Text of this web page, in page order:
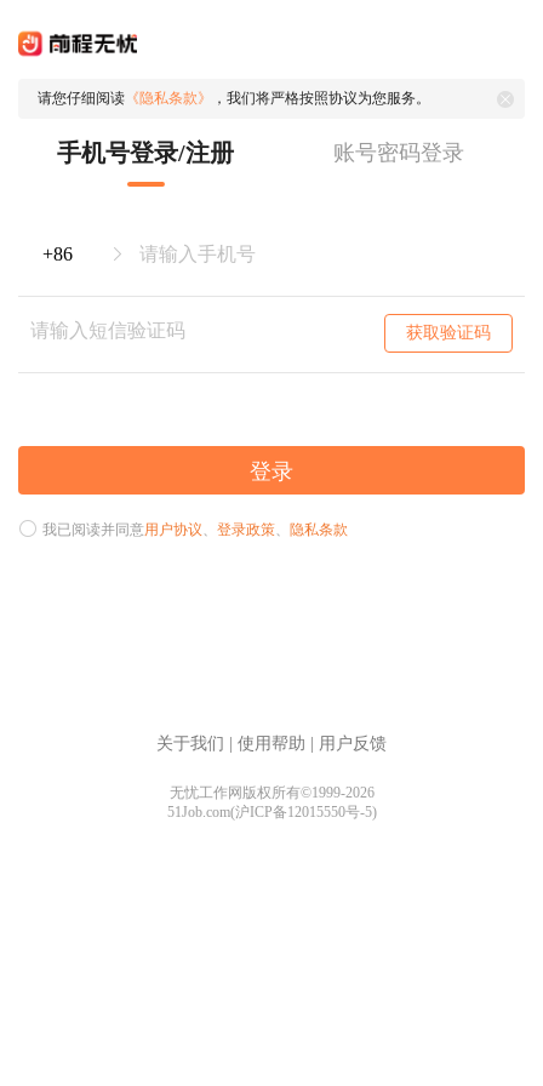
请您仔细阅读 《隐私条款》 ，我们将严格按照协议为您服务。
手机号登录/注册 账号密码登录
获取验证码
登录
我已阅读并同意用户协议、 登录政策、 隐私条款
关于我们 使用帮助 用户反馈
无忧工作网版权所有©1999-2026
51Job.com(沪ICP备12015550号-5)